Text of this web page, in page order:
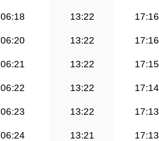
06:18 13:22 17:16
06:20 13:22 17:16
06:21 13:22 17:15
06:22 13:22 17:14
06:23 13:22 17:13
06:24 13:21 17:13